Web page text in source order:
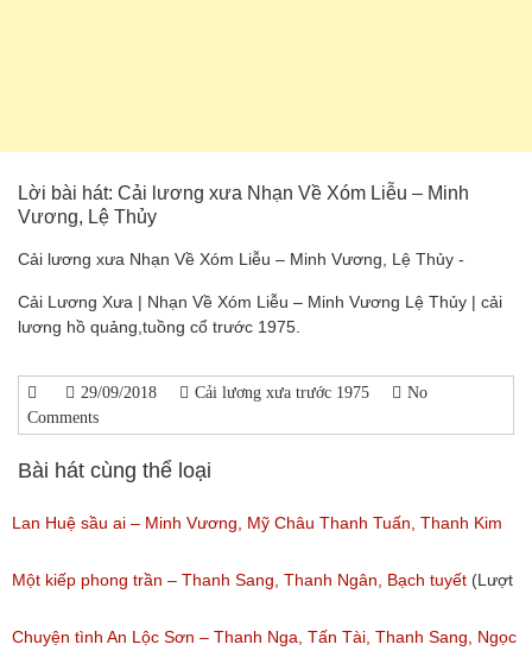
Lời bài hát: Cải lương xưa Nhạn Về Xóm Liễu – Minh
Vương, Lệ Thủy
Cải lương xưa Nhạn Về Xóm Liễu – Minh Vương, Lệ Thủy -
Cải Lương Xưa | Nhạn Về Xóm Liễu – Minh Vương Lệ Thủy | cải
lương hồ quảng,tuồng cổ trước 1975.
29/09/2018 Cải lương xưa trước 1975
No
Comments
Bài hát cùng thể loại
Lan Huệ sầu ai – Minh Vương, Mỹ Châu Thanh Tuấn, Thanh Kim
Huệ
(Lượt nghe: 2,627)
Một kiếp phong trần – Thanh Sang, Thanh Ngân, Bạch tuyết (Lượt
nghe: 925)
Chuyện tình An Lộc Sơn – Thanh Nga, Tấn Tài, Thanh Sang, Ngọc